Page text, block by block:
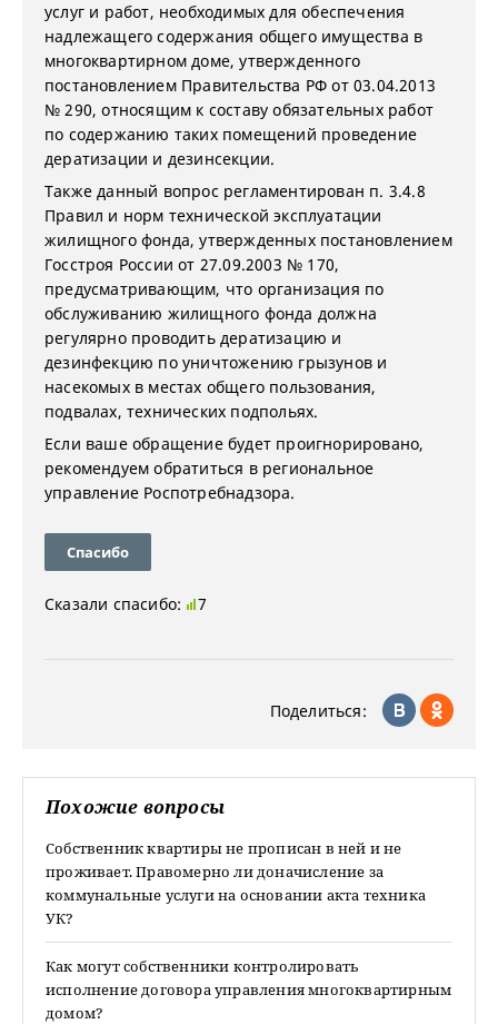
услуг и работ, необходимых для обеспечения
надлежащего содержания общего имущества в
многоквартирном доме, утвержденного
постановлением Правительства РФ от 03.04.2013
№ 290, относящим к составу обязательных работ
по содержанию таких помещений проведение
дератизации и дезинсекции.
Также данный вопрос регламентирован п. 3.4.8
Правил и норм технической эксплуатации
жилищного фонда, утвержденных постановлением
Госстроя России от 27.09.2003 № 170,
предусматривающим, что организация по
обслуживанию жилищного фонда должна
регулярно проводить дератизацию и
дезинфекцию по уничтожению грызунов и
насекомых в местах общего пользования,
подвалах, технических подпольях.
Если ваше обращение будет проигнорировано,
рекомендуем обратиться в региональное
управление Роспотребнадзора.
Спасибо
Сказали спасибо: 7
Поделиться:
Похожие вопросы
Собственник квартиры не прописан в ней и не
проживает. Правомерно ли доначисление за
коммунальные услуги на основании акта техника
УК?
Как могут собственники контролировать
исполнение договора управления многоквартирным
домом?